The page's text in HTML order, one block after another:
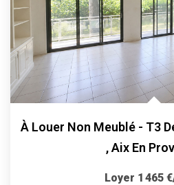
,Aix En
Loyer 1 465